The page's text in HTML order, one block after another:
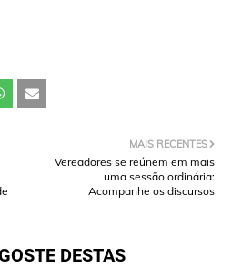
MAIS RECENTES
Vereadores se reúnem em mais
uma sessão ordinária:
Acompanhe os discursos
DESTAS